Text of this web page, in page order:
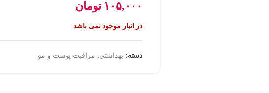
۱۰۵,۰۰۰ تومان
در انبار موجود نمی باشد
دسته: بهداشتی, مراقبت پوست و مو